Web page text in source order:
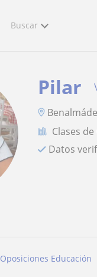
Buscar
Pilar
Clases
Datos
Oposiciones Educación